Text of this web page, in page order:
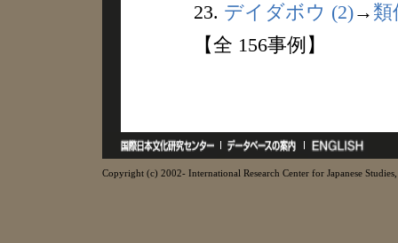
23. デイダボウ (2)→ 類
【全 156事例】
Copyright (c) 2002- International Research Center for Japanese